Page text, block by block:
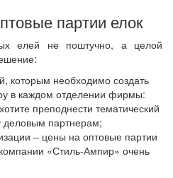
партии елок
елей не поштучно, а целой
которым необходимо создать
в каждом отделении фирмы:
преподнести тематический
деловым партнерам;
– цены на оптовые партии
«Стиль-Ампир» очень